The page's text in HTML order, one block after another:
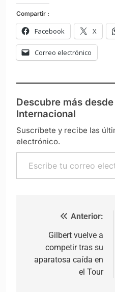
Compartir :
Facebook X
Correo electrónico
Descubre más
Internacional
Suscríbete y recibe las
electrónico.
Escribe tu correo
Navegación de
Anterior:
Gilbert vuelve a
competir tras su
aparatosa caída en
el Tour